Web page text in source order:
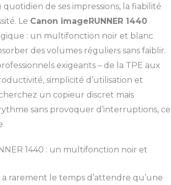
de ses impressions, la fiabilité
Le Canon imageRUNNER 1440
: un multifonction noir et blanc
des volumes réguliers sans faiblir.
exigeants – de la TPE aux
simplicité d’utilisation et
un copieur discret mais
sans provoquer d’interruptions, ce
1440 : un multifonction noir et
rarement le temps d’attendre qu’une